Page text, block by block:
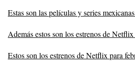
Estas son las películas y series
Además estos son los estrenos de
Estos son los estrenos de Netflix para